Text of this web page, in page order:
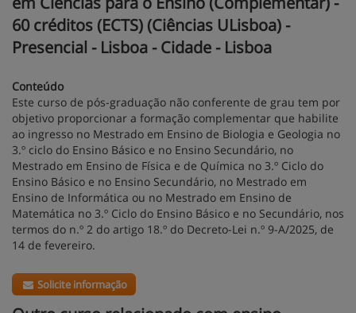
60 créditos (ECTS) (Ciências ULisboa) -
Presencial - Lisboa - Cidade - Lisboa
Conteúdo
Este curso de pós-graduação não conferente de grau tem por
objetivo proporcionar a formação complementar que habilite
ao ingresso no Mestrado em Ensino de Biologia e Geologia no
3.º ciclo do Ensino Básico e no Ensino Secundário, no
Mestrado em Ensino de Física e de Química no 3.º Ciclo do
Ensino Básico e no Ensino Secundário, no Mestrado em
Ensino de Informática ou no Mestrado em Ensino de
Matemática no 3.º Ciclo do Ensino Básico e no Secundário, nos
termos do n.º 2 do artigo 18.º do Decreto-Lei n.º 9-A/2025, de
14 de fevereiro.
Solicite informação